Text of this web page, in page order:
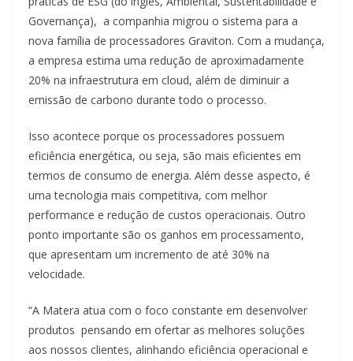
Governança), a companhia migrou o sistema para a
nova família de processadores Graviton. Com a mudança,
a empresa estima uma redução de aproximadamente
20% na infraestrutura em cloud, além de diminuir a
emissão de carbono durante todo o processo.
Isso acontece porque os processadores possuem
eficiência energética, ou seja, são mais eficientes em
termos de consumo de energia. Além desse aspecto, é
uma tecnologia mais competitiva, com melhor
performance e redução de custos operacionais. Outro
ponto importante são os ganhos em processamento,
que apresentam um incremento de até 30% na
velocidade.
“A Matera atua com o foco constante em desenvolver
produtos pensando em ofertar as melhores soluções
aos nossos clientes, alinhando eficiência operacional e